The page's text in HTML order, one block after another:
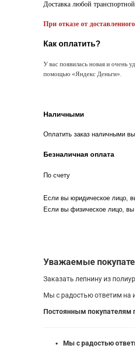
Доставка любой
При отказе от
Как оплатить?
У вас появилась новая и очень
помощью «Яндекс Деньги».
Наличными
Оплатить заказ наличными
Безналичная оплата
По счету
Если вы юридическое лицо,
Если вы физическое лицо, вы
Уважаемые
Заказать лепнину из
Мы с радостью ответим на
Постоянным покупателям
Мы с радостью